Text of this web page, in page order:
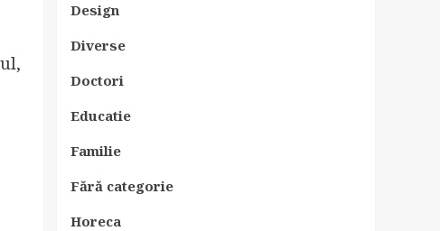
Design
Diverse
Doctori
Educatie
Familie
Fără categorie
Horeca